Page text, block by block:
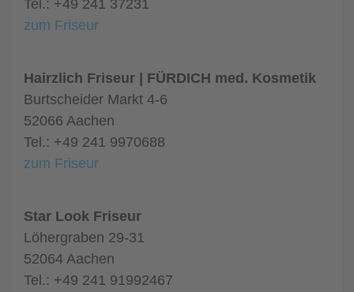
Tel.: +49 241 37231
zum Friseur
Hairzlich Friseur | FÜRDICH med. Kosmetik
Burtscheider Markt 4-6
52066 Aachen
Tel.: +49 241 9970688
zum Friseur
Star Look Friseur
Löhergraben 29-31
52064 Aachen
Tel.: +49 241 91992467